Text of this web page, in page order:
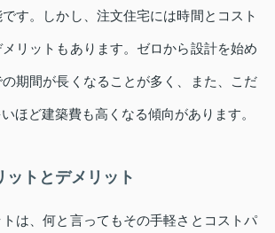
です。しかし、注文住宅には時間とコスト
リットもあります。ゼロから設計を始め
期間が長くなることが多く、また、こだ
ほど建築費も高くなる傾向があります。
ットとデメリット
は、何と言ってもその手軽さとコストパ